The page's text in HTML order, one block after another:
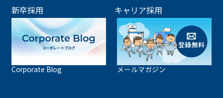
新卒採用 キャリア採用
Corporate Blog メールマガジン